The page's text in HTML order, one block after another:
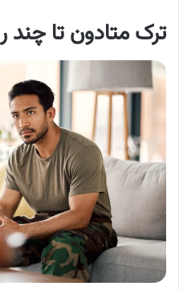
ترک متادون تا